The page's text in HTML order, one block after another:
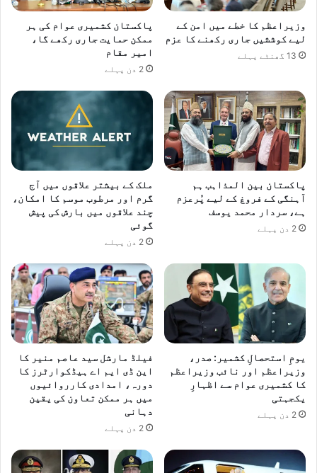
ی
ا
پ
پ
و
ر
ٹ
و
ا
پ
س
د
ل
ے
ا
ح
ک
وزیراعظم کا خطے میں امن کے
لیے کوششیں جاری رکھنے کا عزم
13 گھنٹے پہلے
پاکستان کشمیری عوام کی ہر
ممکن حمایت جاری رکھے گا،
امیر مقام
2 دن پہلے
پاکستان بین المذاہب ہم
آہنگی کے فروغ کے لیے پُرعزم
ہے، سردار محمد یوسف
2 دن پہلے
ملک کے بیشتر علاقوں میں آج
گرم اور مرطوب موسم کا امکان،
چند علاقوں میں بارش کی پیش
گوئی
2 دن پہلے
یومِ استحصالِ کشمیر: صدر،
وزیراعظم اور نائب وزیراعظم
کا کشمیری عوام سے اظہارِ
یکجہتی
2 دن پہلے
فیلڈ مارشل سید عاصم منیر کا
این ڈی ایم اے ہیڈکوارٹرز کا
دورہ، امدادی کارروائیوں
میں ہر ممکن تعاون کی یقین
دہانی
2 دن پہلے